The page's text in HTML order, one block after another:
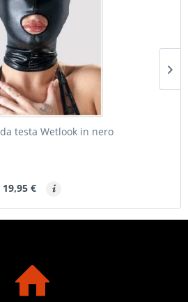
testa Wetlook in nero
19,95 €